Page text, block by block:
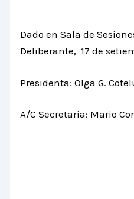
Dado en Sala de
Deliberante, 17 de
Presidenta: Olga G.
A/C Secretaria: Mario